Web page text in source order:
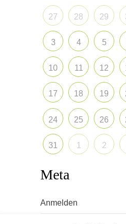
27 28 29
3 4 5
10 11 12
17 18 19
24 25 26
31 1 2
Meta
Anmelden